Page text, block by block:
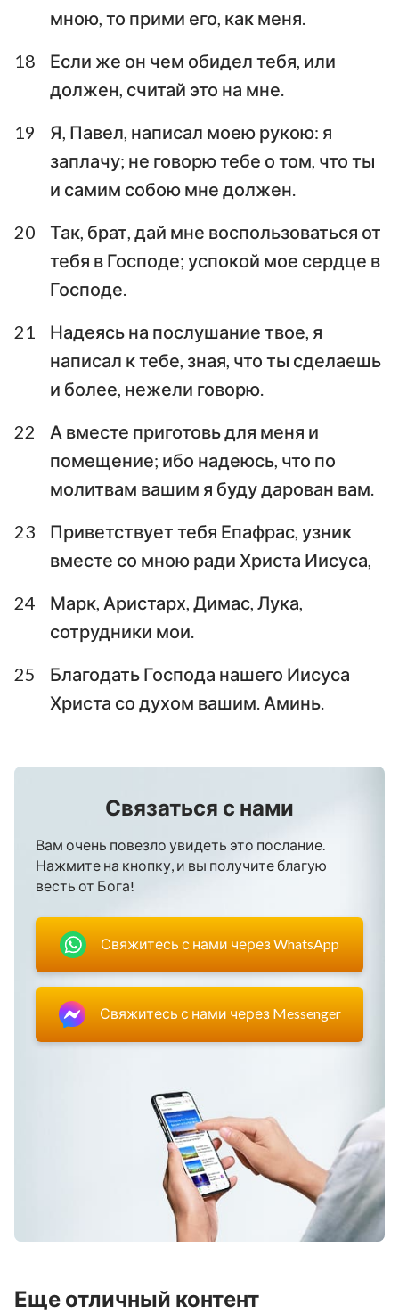
мною, то прими его, как меня.
18
Если же он чем обидел тебя, или
должен, считай это на мне.
19
Я, Павел, написал моею рукою: я
заплачу; не говорю тебе о том, что ты
и самим собою мне должен.
20
Так, брат, дай мне воспользоваться от
тебя в Господе; успокой мое сердце в
Господе.
21
Надеясь на послушание твое, я
написал к тебе, зная, что ты сделаешь
и более, нежели говорю.
22
А вместе приготовь для меня и
помещение; ибо надеюсь, что по
молитвам вашим я буду дарован вам.
23
Приветствует тебя Епафрас, узник
вместе со мною ради Христа Иисуса,
24
Марк, Аристарх, Димас, Лука,
сотрудники мои.
25
Благодать Господа нашего Иисуса
Христа со духом вашим. Аминь.
Связаться с нами
Вам очень повезло увидеть это послание.
Нажмите на кнопку, и вы получите благую
весть от Бога!
Свяжитесь с нами через WhatsApp
Свяжитесь с нами через Messenger
Еще отличный контент